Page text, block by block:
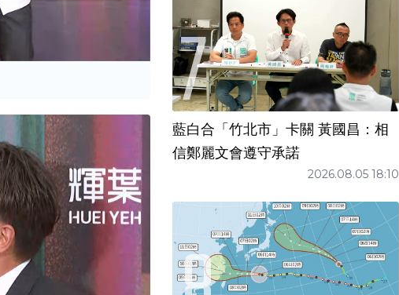
藍白合「竹北市」卡關 黃國昌：相
信鄭麗文會遵守承諾
2026.08.05 18:10